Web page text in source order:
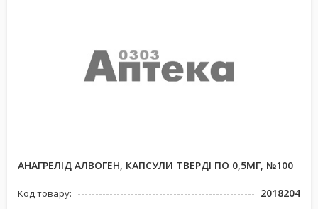
АНАГРЕЛІД АЛВОГЕН, КАПСУЛИ ТВЕРДІ ПО 0,5МГ, №100
Код товару: 2018204